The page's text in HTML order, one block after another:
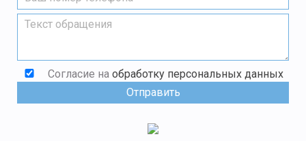
Согласие на обработку персональных данных